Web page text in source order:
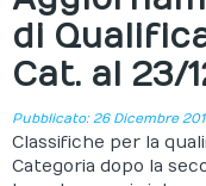
di
Cat. al 23/
Pubblicato: 26 Dicembre
Classifiche per la
Categoria dopo la